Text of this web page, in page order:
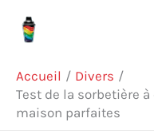
Accueil
Divers
Test de la sorbetière
maison parfaites
Rechercher